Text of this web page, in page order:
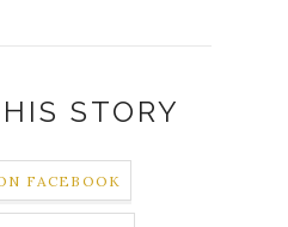
STORY
FACEBOOK